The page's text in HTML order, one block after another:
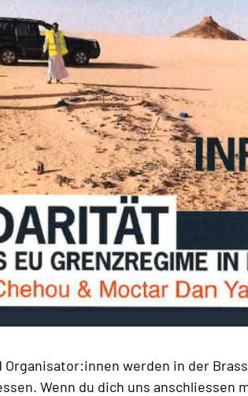
werden in der
Wenn du dich uns anschliessen